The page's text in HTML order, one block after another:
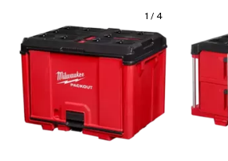
1 / 4